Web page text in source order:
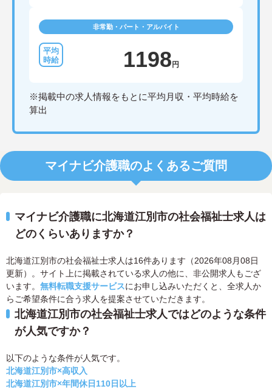
非常勤・パート・アルバイト
1198円
※掲載中の求人情報をもとに平均月収・平均時給を
算出
マイナビ介護職のよくあるご質問
マイナビ介護職に北海道江別市の社会福祉士求人は
どのくらいありますか？
北海道江別市の社会福祉士求人は16件あります（2026年08月08日
更新）。サイト上に掲載されている求人の他に、非公開求人もござ
います。 無料転職支援サービスにお申し込みいただくと、全求人か
らご希望条件に合う求人を提案させていただきます。
北海道江別市の社会福祉士求人ではどのような条件
が人気ですか？
以下のような条件が人気です。
北海道江別市×高収入
北海道江別市×年間休日110日以上